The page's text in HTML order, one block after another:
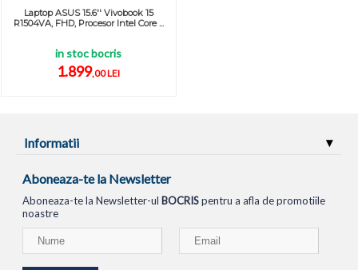
Laptop ASUS 15.6'' Vivobook 15
R1504VA, FHD, Procesor Intel Core ...
in stoc bocris
1.899,00 LEI
Informatii
Aboneaza-te la Newsletter
Aboneaza-te la Newsletter-ul BOCRISpentru a afla de promotiile
noastre